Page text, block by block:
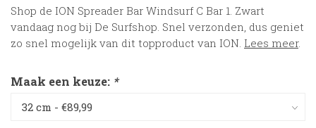
Shop de ION Spreader Bar Windsurf C Bar 1. Zwart
vandaag nog bij De Surfshop. Snel verzonden, dus geniet
zo snel mogelijk van dit topproduct van ION. Lees meer.
Maak een keuze: *